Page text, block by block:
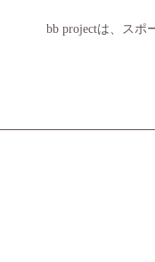
bb projectは、スポ